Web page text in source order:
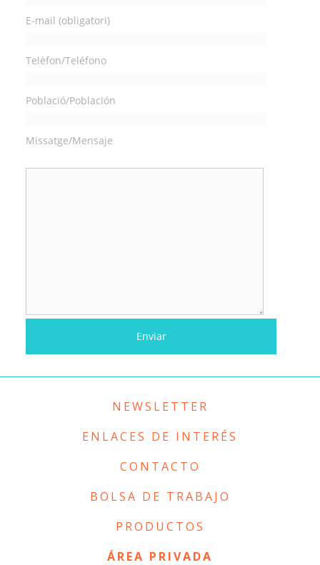
E-mail (obligatori)
Telèfon/Teléfono
Població/Población
Missatge/Mensaje
NEWSLETTER
ENLACES DE INTERÉS
CONTACTO
BOLSA DE TRABAJO
PRODUCTOS
ÁREA PRIVADA